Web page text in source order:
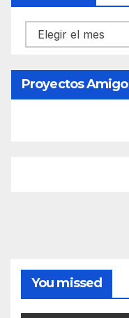
Contenido
Proyectos
You missed